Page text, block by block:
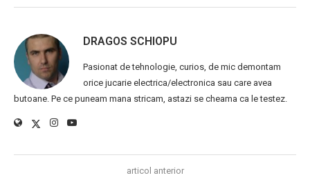
DRAGOS SCHIOPU
Pasionat de tehnologie, curios, de mic demontam
orice jucarie electrica/electronica sau care avea
butoane. Pe ce puneam mana stricam, astazi se cheama ca le testez.
articol anterior